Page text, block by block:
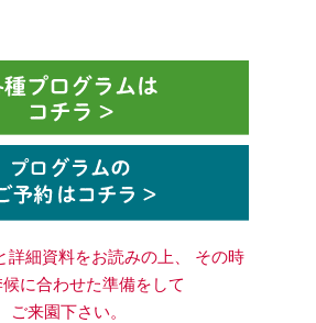
詳細資料をお読みの上、 その時
に合わせた準備をして
ご来園下さい。